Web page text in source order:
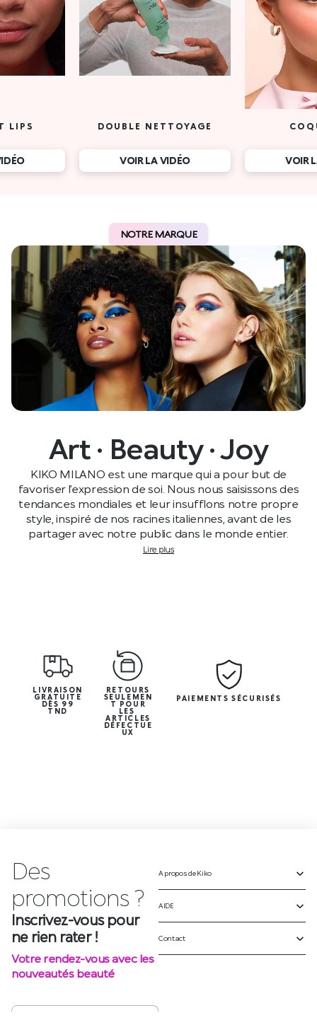
LIPS DOUBLE NETTOYAGE
VOIR LA VIDÉO VOIR
NOTRE MARQUE
Art · Beauty · Joy
KIKO MILANO est une marque qui a pour but de
favoriser l’expression de soi. Nous nous saisissons des
tendances mondiales et leur insufflons notre propre
style, inspiré de nos racines italiennes, avant de les
partager avec notre public dans le monde entier.
Lire plus
LIVRAISON
GRATUITE
DÈS 99
TND
RETOURS
SEULEMEN
T POUR
LES
ARTICLES
DÉFECTUE
UX
PAIEMENTS SÉCURISÉS
Des
Inscrivez-vous pour
ne rien rater !
Votre rendez-vous avec les
nouveautés beauté
A propos de Kiko
AIDE
Contact